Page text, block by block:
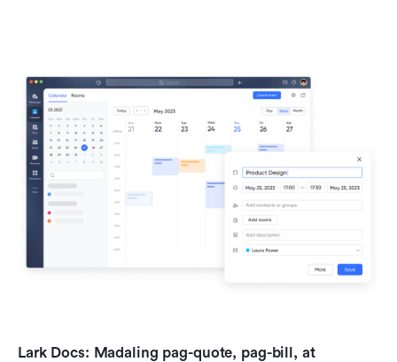
Lark Docs: Madaling pag-quote, pag-bill, at